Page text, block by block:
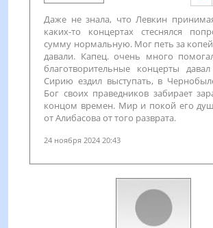
Даже не знала, что Левкин
каких-то концертах стеснялся
сумму нормальную. Мог петь за
давали. Капец. очень много
благотворительные концерты
Сирию ездил выступать, в
Бог своих праведников забирает
концом времен. Мир и покой его
от Алибасова от того разврата.
24 ноября 2024 20:43